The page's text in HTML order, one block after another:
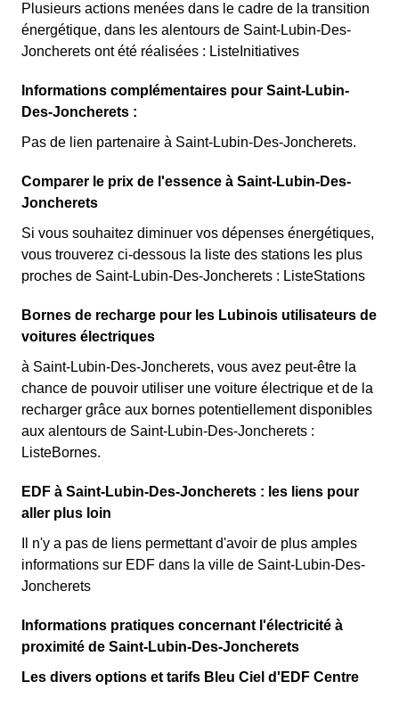
Plusieurs actions menées dans le cadre de la transition
énergétique, dans les alentours de Saint-Lubin-Des-
Joncherets ont été réalisées : ListeInitiatives
Informations complémentaires pour Saint-Lubin-
Des-Joncherets :
Pas de lien partenaire à Saint-Lubin-Des-Joncherets.
Comparer le prix de l'essence à Saint-Lubin-Des-
Joncherets
Si vous souhaitez diminuer vos dépenses énergétiques,
vous trouverez ci-dessous la liste des stations les plus
proches de Saint-Lubin-Des-Joncherets : ListeStations
Bornes de recharge pour les Lubinois utilisateurs de
voitures électriques
à Saint-Lubin-Des-Joncherets, vous avez peut-être la
chance de pouvoir utiliser une voiture électrique et de la
recharger grâce aux bornes potentiellement disponibles
aux alentours de Saint-Lubin-Des-Joncherets :
ListeBornes.
EDF à Saint-Lubin-Des-Joncherets : les liens pour
aller plus loin
Il n'y a pas de liens permettant d'avoir de plus amples
informations sur EDF dans la ville de Saint-Lubin-Des-
Joncherets
Informations pratiques concernant l'électricité à
proximité de Saint-Lubin-Des-Joncherets
Les divers options et tarifs Bleu Ciel d'EDF Centre